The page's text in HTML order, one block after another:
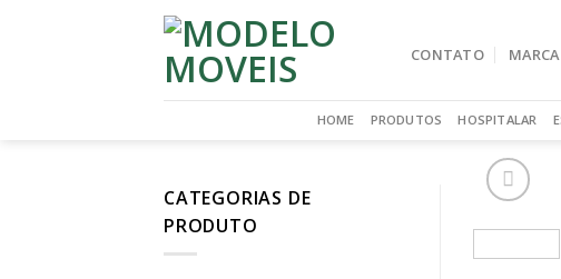
CONTATO MARCA
HOME PRODUTOS HOSPITALAR
CATEGORIAS DE
PRODUTO